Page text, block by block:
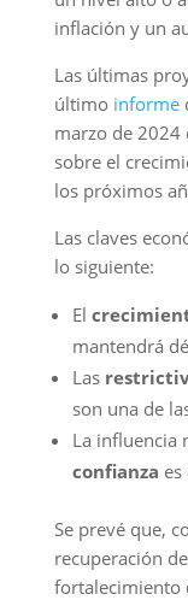
inflación y un
Las últimas
último informe
marzo de 2024
sobre el
los próximos
Las claves
lo siguiente:
El
mantendrá
Las
son una de
La influencia
confianza
Se prevé que,
recuperación
fortalecimiento